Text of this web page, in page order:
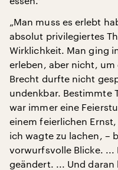
„Man muss es erlebt
absolut privilegiertes
Wirklichkeit. Man ging
erleben, aber nicht,
Brecht durfte nicht
undenkbar. Bestimmte
war immer eine
einem feierlichen
ich wagte zu lachen, –
vorwurfsvolle Blicke. ...
geändert. ... Und daran